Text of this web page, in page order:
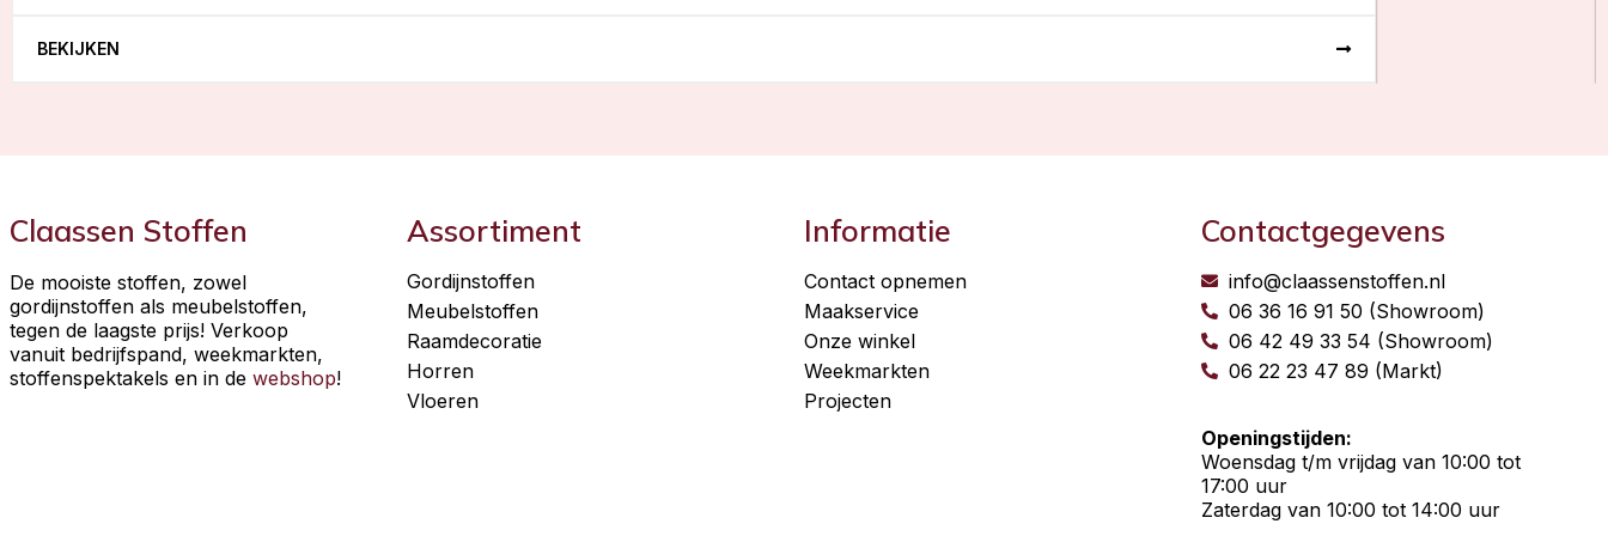
BEKIJKEN
Claassen Stoffen
De mooiste stoffen, zowel
gordijnstoffen als meubelstoffen,
tegen de laagste prijs! Verkoop
vanuit bedrijfspand, weekmarkten,
stoffenspektakels en in de webshop!
Assortiment
Gordijnstoffen
Meubelstoffen
Raamdecoratie
Horren
Vloeren
Informatie
Contact opnemen
Maakservice
Onze winkel
Weekmarkten
Projecten
Contactgegevens
info@claassenstoffen.nl
06 36 16 91 50 (Showroom)
06 42 49 33 54 (Showroom)
06 22 23 47 89 (Markt)
Openingstijden:
Woensdag t/m vrijdag van 10:00 tot
17:00 uur
Zaterdag van 10:00 tot 14:00 uur